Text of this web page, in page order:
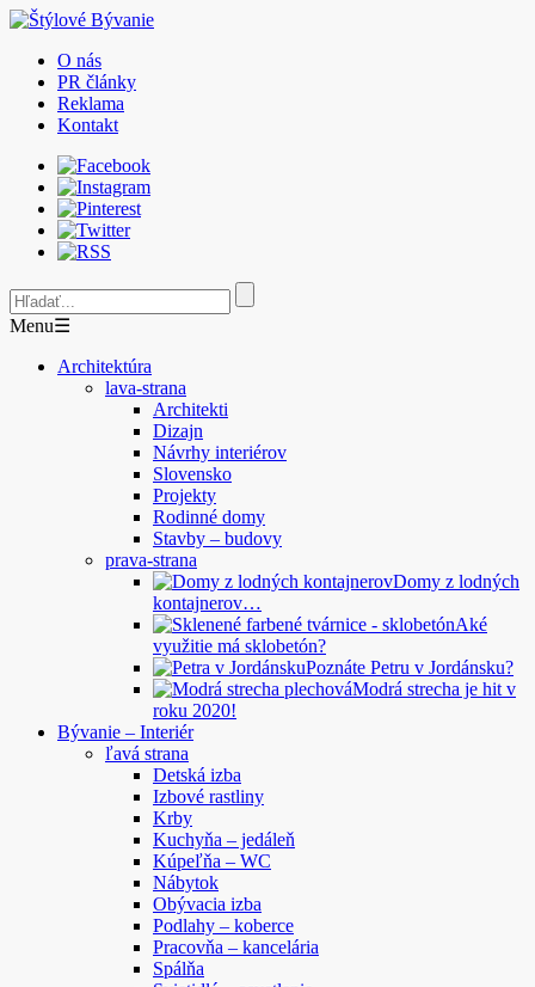
O nás
PR články
Reklama
Kontakt
Menu☰
Architektúra
lava-strana
Architekti
Dizajn
Návrhy interiérov
Slovensko
Projekty
Rodinné domy
Stavby – budovy
prava-strana
Domy z lodných
kontajnerov…
Aké
využitie má sklobetón?
Poznáte Petru v Jordánsku?
Modrá strecha je hit v
roku 2020!
Bývanie – Interiér
ľavá strana
Detská izba
Izbové rastliny
Krby
Kuchyňa – jedáleň
Kúpeľňa – WC
Nábytok
Obývacia izba
Podlahy – koberce
Pracovňa – kancelária
Spálňa